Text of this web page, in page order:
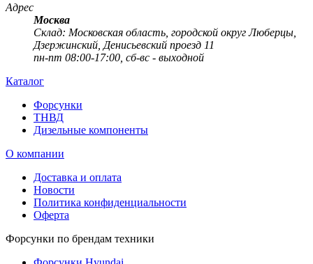
Адрес
Москва
Cклад: Московская область, городской округ Люберцы,
Дзержинский, Денисьевский проезд 11
пн-пт 08:00-17:00, сб-вс - выходной
Каталог
Форсунки
ТНВД
Дизельные компоненты
О компании
Доставка и оплата
Новости
Политика конфиденциальности
Оферта
Форсунки по брендам техники